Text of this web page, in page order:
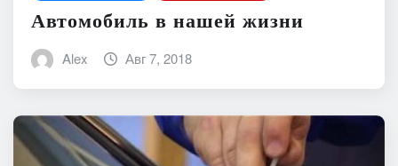
Автомобиль в нашей жизни
Alex Авг 7, 2018